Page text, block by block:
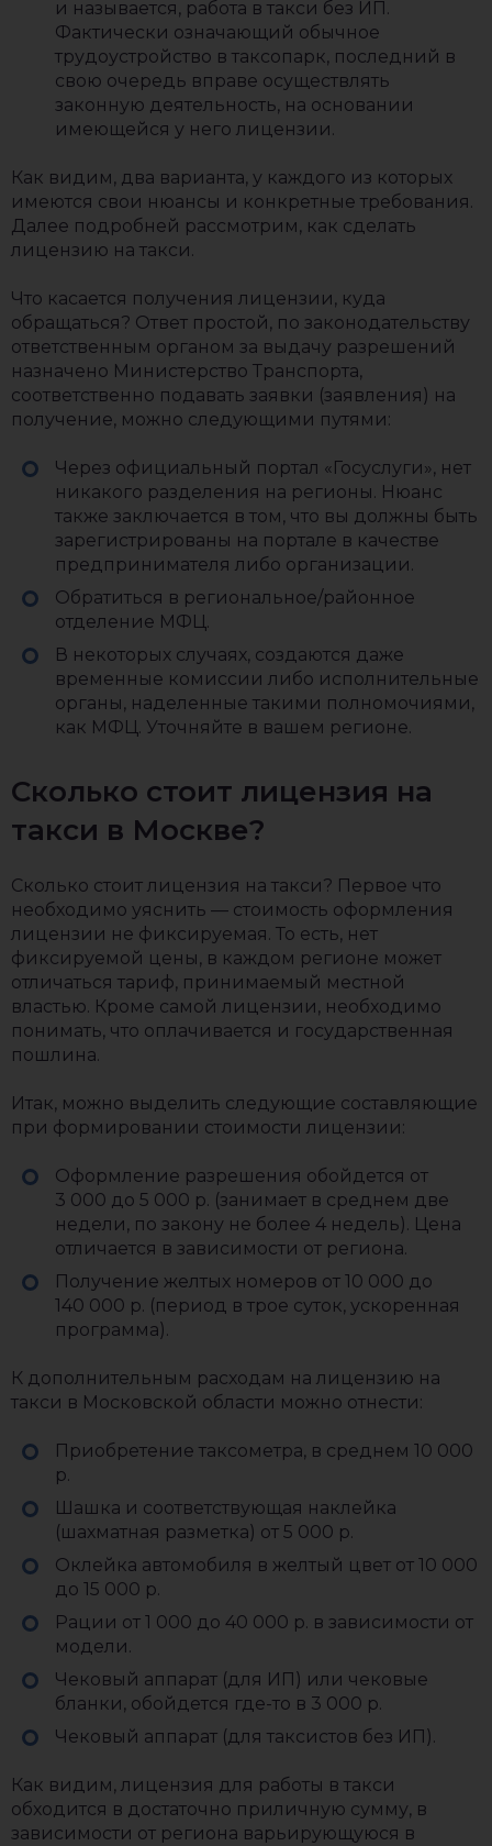
и называется, работа в такси без ИП.
Фактически означающий обычное
трудоустройство в таксопарк, последний в
свою очередь вправе осуществлять
законную деятельность, на основании
имеющейся у него лицензии.
Как видим, два варианта, у каждого из которых
имеются свои нюансы и конкретные требования.
Далее подробней рассмотрим, как сделать
лицензию на такси.
Что касается получения лицензии, куда
обращаться? Ответ простой, по законодательству
ответственным органом за выдачу разрешений
назначено Министерство Транспорта,
соответственно подавать заявки (заявления) на
получение, можно следующими путями:
Через официальный портал «Госуслуги», нет
никакого разделения на регионы. Нюанс
также заключается в том, что вы должны быть
зарегистрированы на портале в качестве
предпринимателя либо организации.
Обратиться в региональное/районное
отделение МФЦ.
В некоторых случаях, создаются даже
временные комиссии либо исполнительные
органы, наделенные такими полномочиями,
как МФЦ. Уточняйте в вашем регионе.
Сколько стоит лицензия на
такси в Москве?
Сколько стоит лицензия на такси? Первое что
необходимо уяснить — стоимость оформления
лицензии не фиксируемая. То есть, нет
фиксируемой цены, в каждом регионе может
отличаться тариф, принимаемый местной
властью. Кроме самой лицензии, необходимо
понимать, что оплачивается и государственная
пошлина.
Итак, можно выделить следующие составляющие
при формировании стоимости лицензии:
Оформление разрешения обойдется от
3 000 до 5 000 р. (занимает в среднем две
недели, по закону не более 4 недель). Цена
отличается в зависимости от региона.
Получение желтых номеров от 10 000 до
140 000 р. (период в трое суток, ускоренная
программа).
К дополнительным расходам на лицензию на
такси в Московской области можно отнести:
Приобретение таксометра, в среднем 10 000
р.
Шашка и соответствующая наклейка
(шахматная разметка) от 5 000 р.
Оклейка автомобиля в желтый цвет от 10 000
до 15 000 р.
Рации от 1 000 до 40 000 р. в зависимости от
модели.
Чековый аппарат (для ИП) или чековые
бланки, обойдется где-то в 3 000 р.
Чековый аппарат (для таксистов без ИП).
Как видим, лицензия для работы в такси
обходится в достаточно приличную сумму, в
зависимости от региона варьирующуюся в